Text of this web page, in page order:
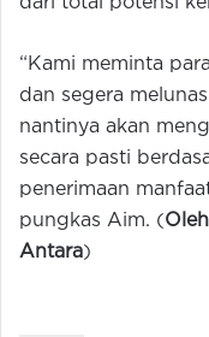
“Kami meminta
dan segera
nantinya akan
secara pasti
penerimaan
pungkas Aim. (
Antara)